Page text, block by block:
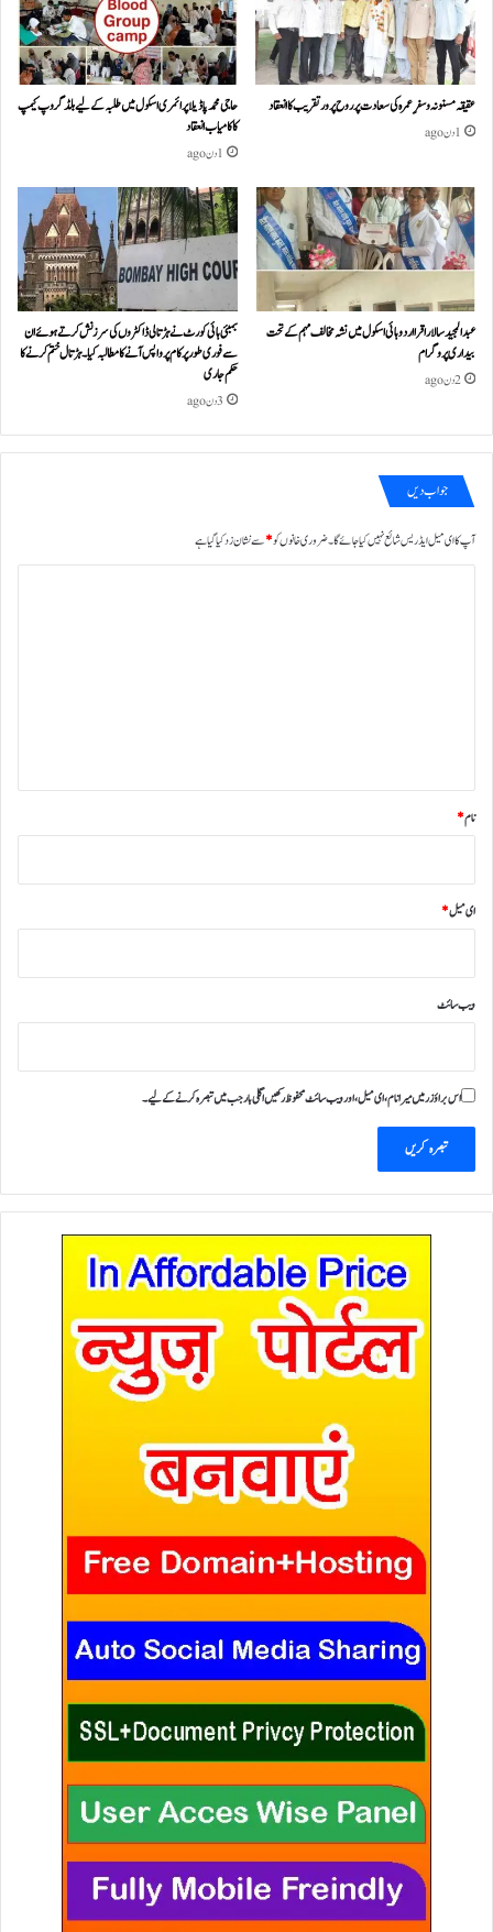
عقیقہ مسنونہ و سفرِ عمرہ کی سعادت پر روح پرور تقریب کا انعقاد
1 دن ago
حاجی محمد پاڈیلا پرائمری اسکول میں طلبہ کے لیے بلڈ گروپ کیمپ
کا کامیاب انعقاد
1 دن ago
عبدالمجید سالار اقرا اردو ہائی اسکول میں نشہ مخالف مہم کے تحت
بیداری پروگرام
2 دن ago
بمبئی ہائی کورٹ نے ہڑتالی ڈاکٹروں کی سرزنش کرتے ہوئے ان
سے فوری طور پر کام پر واپس آنے کا مطالبہ کیا۔ہڑتال ختم کرنے کا
حکم جاری
3 دن ago
جواب دیں
آپ کا ای میل ایڈریس شائع نہیں کیا جائے گا۔ضروری خانوں کو*سے نشان زد کیا گیا ہے
نام*
ای میل*
ویب‌ سائٹ
اس براؤزر میں میرا نام، ای میل، اور ویب سائٹ محفوظ رکھیں اگلی بار جب میں تبصرہ کرنے کےلیے۔